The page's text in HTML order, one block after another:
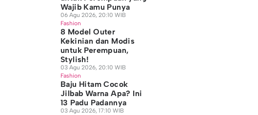
Wajib Kamu Punya
06 Agu 2026, 20:10 WIB
Fashion
8 Model Outer
Kekinian dan Modis
untuk Perempuan,
Stylish!
03 Agu 2026, 20:10 WIB
Fashion
Baju Hitam Cocok
Jilbab Warna Apa? Ini
13 Padu Padannya
03 Agu 2026, 17:10 WIB